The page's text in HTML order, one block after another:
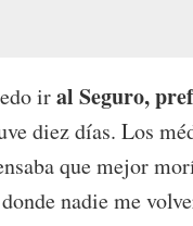
iral Seguro,
diez días. Los
que mejor
nadie me